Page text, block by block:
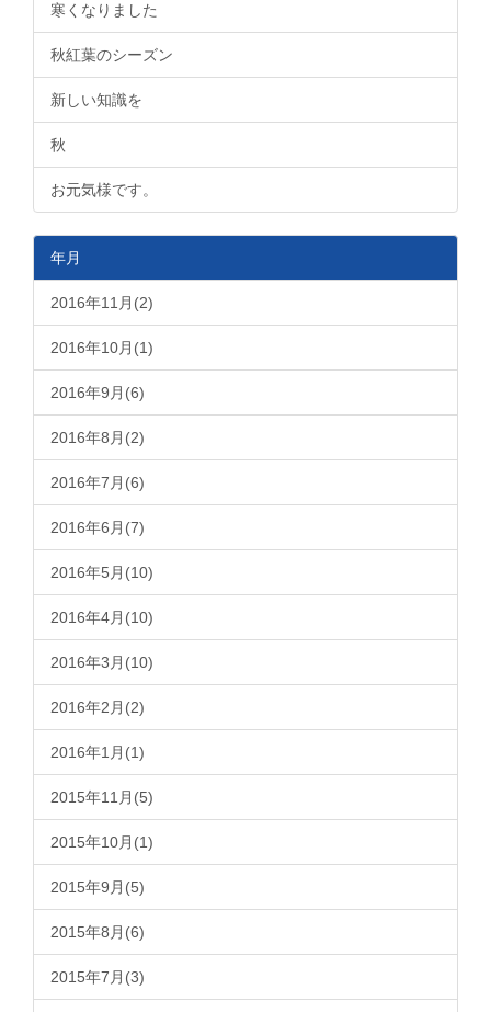
寒くなりました
秋紅葉のシーズン
新しい知識を
秋
お元気様です。
年月
2016年11月(2)
2016年10月(1)
2016年9月(6)
2016年8月(2)
2016年7月(6)
2016年6月(7)
2016年5月(10)
2016年4月(10)
2016年3月(10)
2016年2月(2)
2016年1月(1)
2015年11月(5)
2015年10月(1)
2015年9月(5)
2015年8月(6)
2015年7月(3)